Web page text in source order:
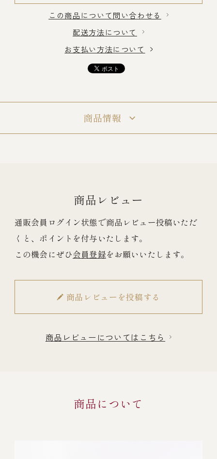
この商品について問い合わせる
配送方法について
お支払い方法について
商品情報
商品レビュー
通販会員ログイン状態で商品レビュー投稿いただ
くと、ポイントを付与いたします。
この機会にぜひ会員登録をお願いいたします。
商品レビューを投稿する
商品レビューについてはこちら
商品について